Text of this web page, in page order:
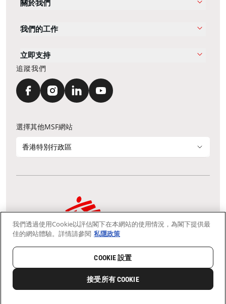
0 分享
關於我們
我們的工作
立即支持
追蹤我們
選擇其他MSF網站
香港特別行政區
通訊資料更新 鳴謝 私隱聲明
我們採用安全通訊端層 (Secure Socket Layer, SSL) 協定，有助保障敏感
資料在你的瀏覽器和我們伺服器之間的網上傳輸維持保密性。
慈善團體免稅檔案號碼：91/4075
Copyright © Médecins Sans Frontières Hong Kong. All rights
reserved.
我們透過使用Cookie以評估閣下在本網站的使用情況，為閣下提供最
佳的網站體驗。詳情請參閱 私隱政策
COOKIE 設置
接受所有 COOKIE